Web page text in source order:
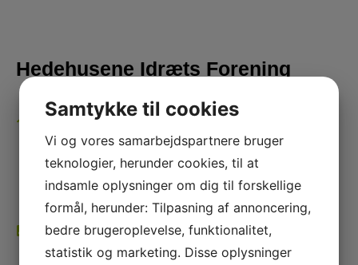
Hedehusene Idræts Forening
Adresser
Se alle adresserne her
Postnr. & by
2640 Hedehusene
CVR
32912087
Samtykke til cookies
Vi og vores samarbejdspartnere bruger
teknologier, herunder cookies, til at
indsamle oplysninger om dig til forskellige
formål, herunder: Tilpasning af annoncering,
bedre brugeroplevelse, funktionalitet,
statistik og marketing. Disse oplysninger